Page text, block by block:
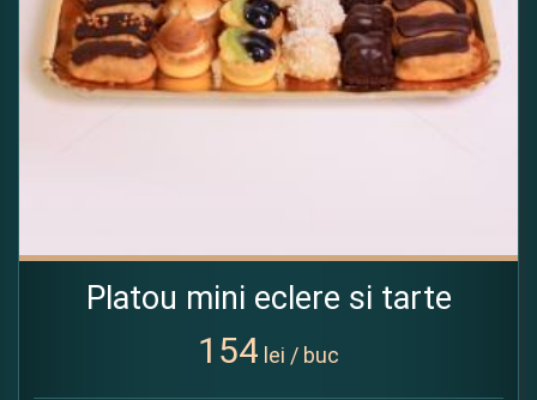
Platou mini eclere si tarte
154 lei / buc